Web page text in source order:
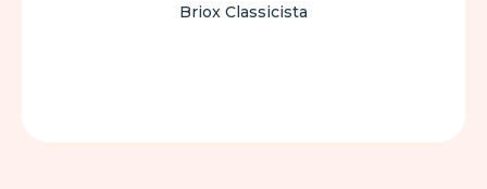
Briox Classicista